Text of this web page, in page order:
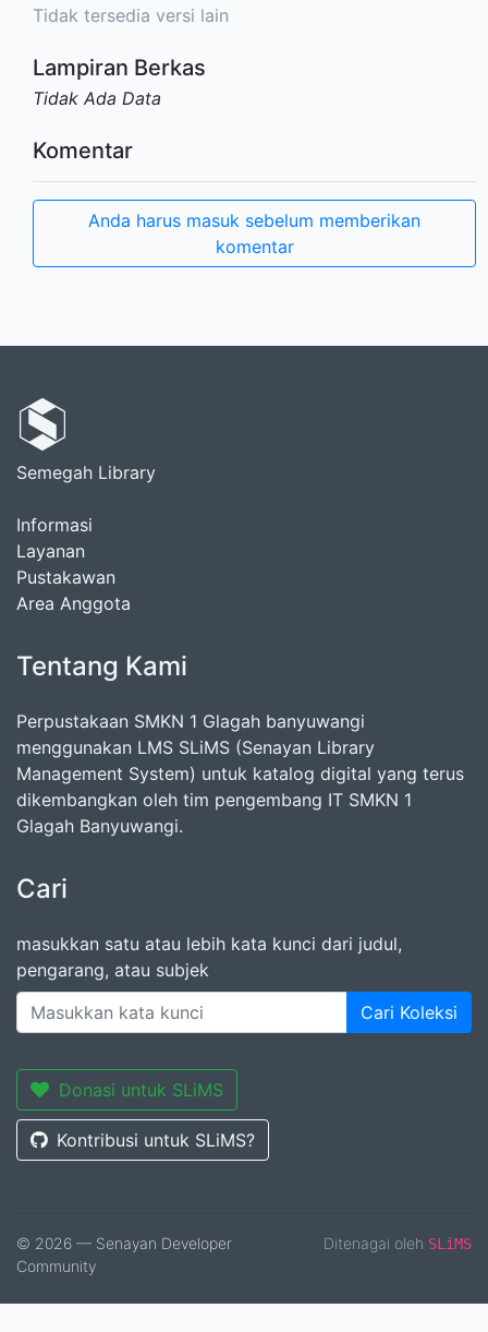
Tidak tersedia versi lain
Lampiran Berkas
Tidak Ada Data
Komentar
Anda harus masuk sebelum memberikan
komentar
Semegah Library
Informasi
Layanan
Pustakawan
Area Anggota
Tentang Kami
Perpustakaan SMKN 1 Glagah banyuwangi
menggunakan LMS SLiMS (Senayan Library
Management System) untuk katalog digital yang terus
dikembangkan oleh tim pengembang IT SMKN 1
Glagah Banyuwangi.
Cari
masukkan satu atau lebih kata kunci dari judul,
pengarang, atau subjek
Cari Koleksi
Donasi untuk SLiMS
Kontribusi untuk SLiMS?
© 2026 — Senayan Developer
Community
Ditenagai oleh SLiMS